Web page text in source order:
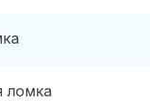
ломка